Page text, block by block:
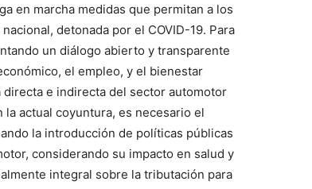
en marcha medidas que permitan a los
detonada por el COVID-19. Para
un diálogo abierto y transparente
el empleo, y el bienestar
e indirecta del sector automotor
la actual coyuntura, es necesario el
la introducción de políticas públicas
considerando su impacto en salud y
integral sobre la tributación para